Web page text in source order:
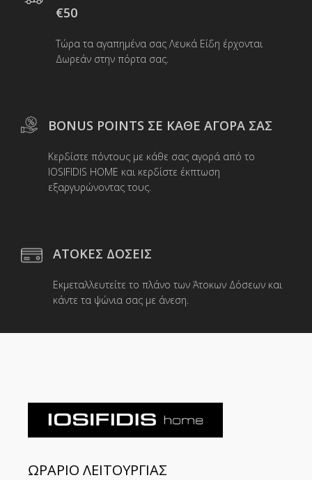
€50
Τώρα τα αγαπημένα σας Λευκά Είδη έρχονται
Δωρεάν στην πόρτα σας.
BONUS POINTS ΣΕ ΚΑΘΕ ΑΓΟΡΑ ΣΑΣ
Κερδίστε πόντους με κάθε σας αγορά από το
IOSIFIDIS HOME και κερδίστε έκπτωση
εξαργυρώνοντας τους.
ΑΤΟΚΕΣ ΔΟΣΕΙΣ
Εκμεταλλευτείτε το πλάνο των Άτοκων Δόσεων και
κάντε τα ψώνια σας με άνεση.
ΩΡΑΡΙΟ ΛΕΙΤΟΥΡΓΙΑΣ